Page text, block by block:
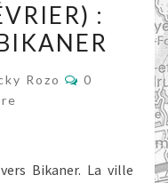
:
Rozo
0
Bikaner. La ville